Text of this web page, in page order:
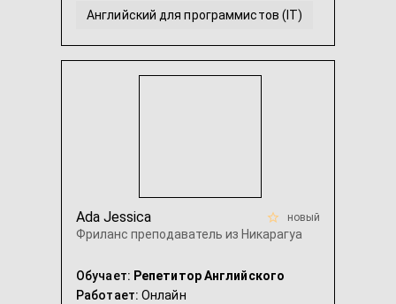
Английский для программистов (IT)
IELTS Интенсивный английский
Ada Jessica
Фриланс преподаватель из Никарагуа
новый
Обучает: Репетитор Английского
Работает: Онлайн